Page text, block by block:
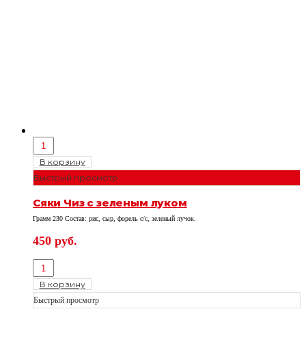
В корзину
Быстрый просмотр
Сяки Чиз с зеленым луком
Грамм 230 Состав: рис, сыр, форель с/с, зеленый лучок.
450 руб.
В корзину
Быстрый просмотр